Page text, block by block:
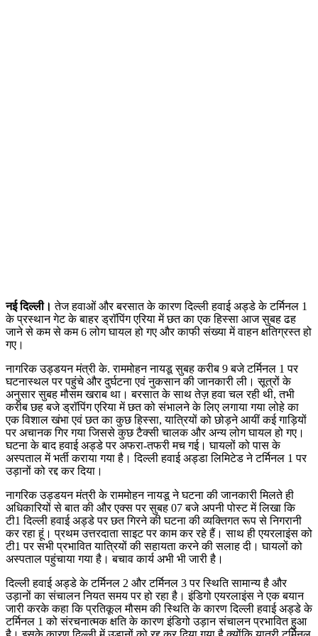
नई दिल्ली। तेज हवाओं और बरसात के कारण दिल्ली हवाई अड्डे के टर्मिनल 1
के प्रस्थान गेट के बाहर ड्राॅपिंग एरिया में छत का एक हिस्सा आज सुबह ढह
जाने से कम से कम 6 लोग घायल हो गए और काफी संख्या में वाहन क्षतिग्रस्त हो
गए।
नागरिक उड्डयन मंत्री के. राममोहन नायडू सुबह करीब 9 बजे टर्मिनल 1 पर
घटनास्थल पर पहुंचे और दुर्घटना एवं नुकसान की जानकारी ली। सूत्रों के
अनुसार सुबह मौसम खराब था। बरसात के साथ तेज़ हवा चल रही थी, तभी
करीब छह बजे ड्राॅपिंग एरिया में छत को संभालने के लिए लगाया गया लोहे का
एक विशाल खंभा एवं छत का कुछ हिस्सा, यात्रियों को छोड़ने आयीं कई गाड़ियों
पर अचानक गिर गया जिससे कुछ टैक्सी चालक और अन्य लोग घायल हो गए।
घटना के बाद हवाई अड्डे पर अफरा-तफरी मच गई। घायलों को पास के
अस्पताल में भर्ती कराया गया है। दिल्ली हवाई अड्डा लिमिटेड ने टर्मिनल 1 पर
उड़ानों को रद्द कर दिया।
नागरिक उड्डयन मंत्री के राममोहन नायडू ने घटना की जानकारी मिलते ही
अधिकारियों से बात की और एक्स पर सुबह 07 बजे अपनी पोस्ट में लिखा कि
टी1 दिल्ली हवाई अड्डे पर छत गिरने की घटना की व्यक्तिगत रूप से निगरानी
कर रहा हूं। प्रथम उत्तरदाता साइट पर काम कर रहे हैं। साथ ही एयरलाइंस को
टी1 पर सभी प्रभावित यात्रियों की सहायता करने की सलाह दी। घायलों को
अस्पताल पहुंचाया गया है। बचाव कार्य अभी भी जारी है।
दिल्ली हवाई अड्डे के टर्मिनल 2 और टर्मिनल 3 पर स्थिति सामान्य है और
उड़ानों का संचालन नियत समय पर हो रहा है। इंडिगो एयरलाइंस ने एक बयान
जारी करके कहा कि प्रतिकूल मौसम की स्थिति के कारण दिल्ली हवाई अड्डे के
टर्मिनल 1 को संरचनात्मक क्षति के कारण इंडिगो उड़ान संचालन प्रभावित हुआ